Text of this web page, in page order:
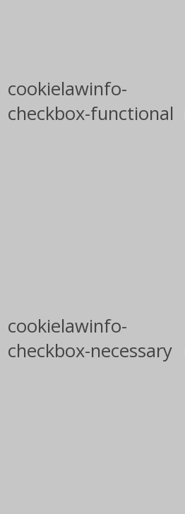
cookielawinfo-
checkbox-functional
cookielawinfo-
checkbox-necessary